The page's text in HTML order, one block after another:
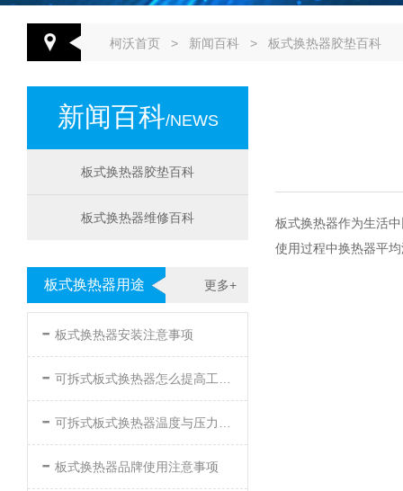
柯沃首页 > 新闻百科 > 板式换热器胶垫百科
新闻百科/NEWS
板式换热器胶垫百科
板式换热器维修百科
更多+
板式换热器用途
- 板式换热器安装注意事项
- 可拆式板式换热器怎么提高工作效率
- 可拆式板式换热器温度与压力的要求
- 板式换热器品牌使用注意事项
板式换热器作为生活
使用过程中换热器平